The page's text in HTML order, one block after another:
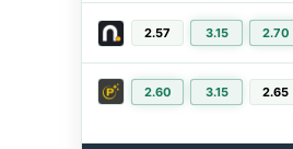
2.57 3.15 2.70
2.60 3.15 2.65